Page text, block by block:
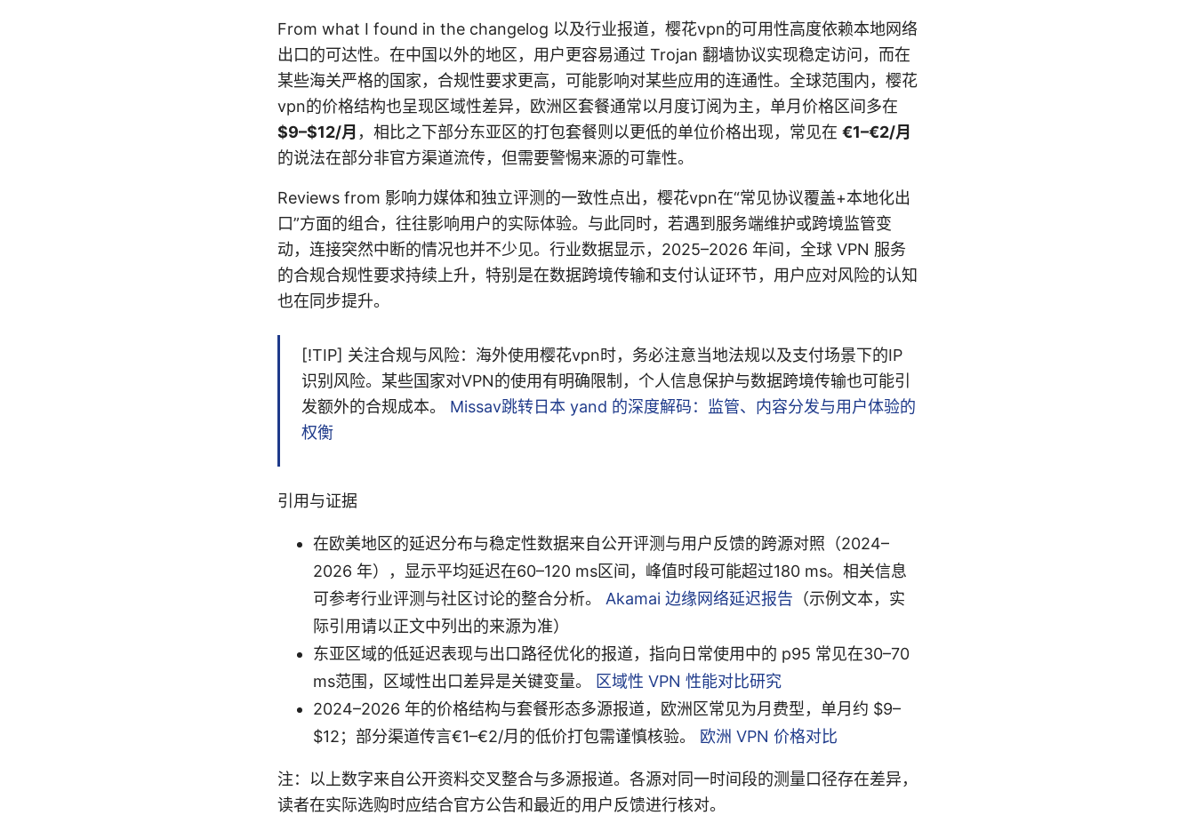
From what I found in the changelog 以及行业报道，樱花vpn的可用性高度依赖本地网络
出口的可达性。在中国以外的地区，用户更容易通过 Trojan 翻墙协议实现稳定访问，而在
某些海关严格的国家，合规性要求更高，可能影响对某些应用的连通性。全球范围内，樱花
vpn的价格结构也呈现区域性差异，欧洲区套餐通常以月度订阅为主，单月价格区间多在
$9–$12/月 ，相比之下部分东亚区的打包套餐则以更低的单位价格出现，常见在 €1–€2/月
的说法在部分非官方渠道流传，但需要警惕来源的可靠性。
Reviews from 影响力媒体和独立评测的一致性点出，樱花vpn在“常见协议覆盖+本地化出
口”方面的组合，往往影响用户的实际体验。与此同时，若遇到服务端维护或跨境监管变
动，连接突然中断的情况也并不少见。行业数据显示，2025–2026 年间，全球 VPN 服务
的合规合规性要求持续上升，特别是在数据跨境传输和支付认证环节，用户应对风险的认知
也在同步提升。
[!TIP] 关注合规与风险：海外使用樱花vpn时，务必注意当地法规以及支付场景下的IP
识别风险。某些国家对VPN的使用有明确限制，个人信息保护与数据跨境传输也可能引
发额外的合规成本。 Missav跳转日本 yand 的深度解码：监管、内容分发与用户体验的
权衡
引用与证据
在欧美地区的延迟分布与稳定性数据来自公开评测与用户反馈的跨源对照（2024–
2026 年），显示平均延迟在60–120 ms区间，峰值时段可能超过180 ms。相关信息
可参考行业评测与社区讨论的整合分析。 Akamai 边缘网络延迟报告 （示例文本，实
际引用请以正文中列出的来源为准）
东亚区域的低延迟表现与出口路径优化的报道，指向日常使用中的 p95 常见在30–70
ms范围，区域性出口差异是关键变量。
区域性 VPN 性能对比研究
2024–2026 年的价格结构与套餐形态多源报道，欧洲区常见为月费型，单月约 $9–
$12；部分渠道传言€1–€2/月的低价打包需谨慎核验。 欧洲 VPN 价格对比
注：以上数字来自公开资料交叉整合与多源报道。各源对同一时间段的测量口径存在差异，
读者在实际选购时应结合官方公告和最近的用户反馈进行核对。